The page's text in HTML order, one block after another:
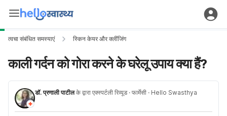
त्वचा संबंधित समस्याएं स्किन केयर और क्लींजिंग
काली गर्दन को गोरा करने के घरेलू उपाय क्या हैं?
डॉ. प्रणाली पाटीलके द्वारा एक्स्पर्टली रिव्यूड · फार्मेसी · Hello Swasthya